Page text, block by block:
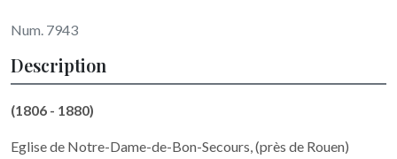
Num. 7943
Description
(1806 - 1880)
Eglise de Notre-Dame-de-Bon-Secours, (près de Rouen)